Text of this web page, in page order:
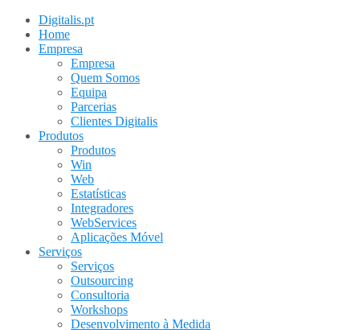
Digitalis.pt
Home
Empresa
Empresa
Quem Somos
Equipa
Parcerias
Clientes Digitalis
Produtos
Produtos
Win
Web
Estatísticas
Integradores
WebServices
Aplicações Móvel
Serviços
Serviços
Outsourcing
Consultoria
Workshops
Desenvolvimento à Medida